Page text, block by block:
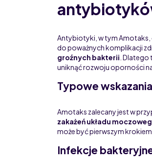
Antybiotyki, w tym Amotaks,
do poważnych komplikacji
groźnych bakterii .
uniknąć rozwoju oporności
Typowe wskazania
Amotaks zalecany jest w
zakażeń układu
może być pierwszym
Infekcje